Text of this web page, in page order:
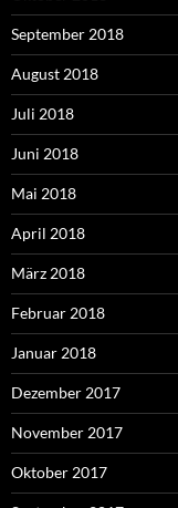
September 2018
August 2018
Juli 2018
Juni 2018
Mai 2018
April 2018
März 2018
Februar 2018
Januar 2018
Dezember 2017
November 2017
Oktober 2017